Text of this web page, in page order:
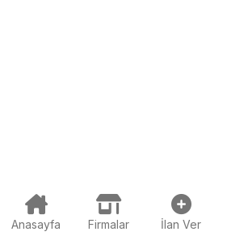
Anasayfa Firmalar İlan Ver